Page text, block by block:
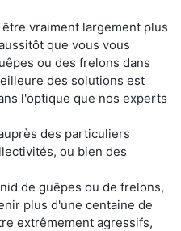
vraiment largement plus
que vous vous
ou des frelons dans
des solutions est
l'optique que nos experts
des particuliers
ou bien des
de guêpes ou de frelons,
plus d'une centaine de
extrêmement agressifs,